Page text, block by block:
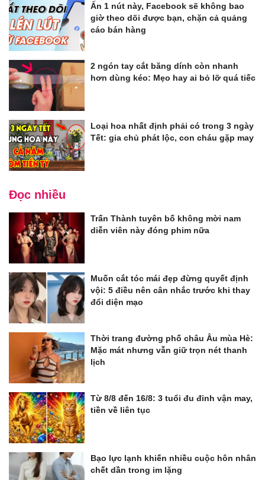
Ấn 1 nút này, Facebook sẽ không bao
giờ theo dõi được bạn, chặn cả quảng
cáo bán hàng
2 ngón tay cắt băng dính còn nhanh
hơn dùng kéo: Mẹo hay ai bỏ lỡ quá tiếc
Loại hoa nhất định phải có trong 3 ngày
Tết: gia chủ phát lộc, con cháu gặp may
Đọc nhiều
Trấn Thành tuyên bố không mời nam
diễn viên này đóng phim nữa
Muốn cắt tóc mái đẹp đừng quyết định
vội: 5 điều nên cân nhắc trước khi thay
đổi diện mạo
Thời trang đường phố châu Âu mùa Hè:
Mặc mát nhưng vẫn giữ trọn nét thanh
lịch
Từ 8/8 đến 16/8: 3 tuổi đu đỉnh vận may,
tiền về liên tục
Bạo lực lạnh khiến nhiều cuộc hôn nhân
chết dần trong im lặng